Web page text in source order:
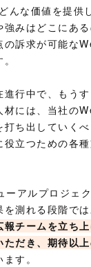
んな価値を提供
みはどこにあ
の訴求が可能な
進行中で、もう
材には、当社の
ち出していく
立つための各
ーアルプロジェ
測れる段階で
報チームを立ち
ただき、期待以
す。